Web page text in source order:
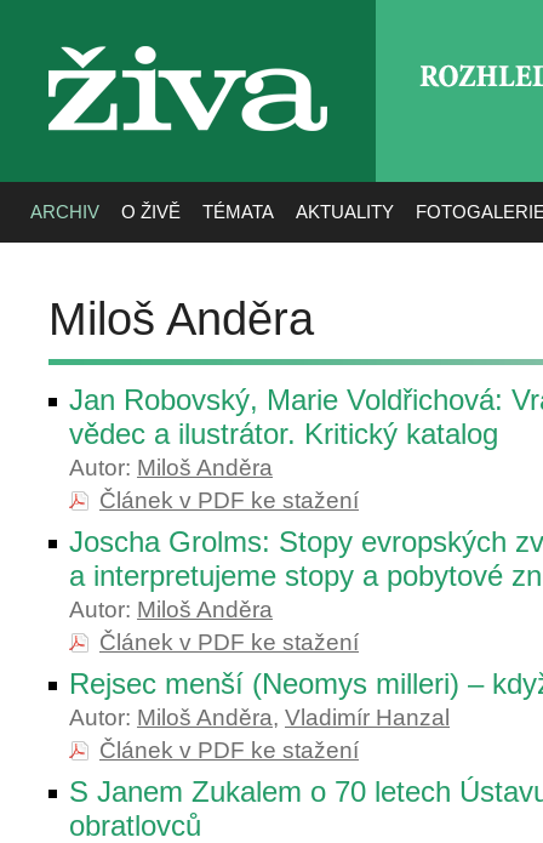
živa
ARCHIV O ŽIVĚ TÉMATA AKTUALITY
Miloš Anděra
Jan Robovský, Marie Voldřichová:
vědec a ilustrátor. Kritický katalog
Autor: Miloš Anděra
Článek v PDF ke stažení
Joscha Grolms: Stopy evropských
a interpretujeme stopy a pobytové
Autor: Miloš Anděra
Článek v PDF ke stažení
Rejsec menší (Neomys milleri) –
Autor: Miloš Anděra, Vladimír Hanzal
Článek v PDF ke stažení
S Janem Zukalem o 70 letech
obratlovců